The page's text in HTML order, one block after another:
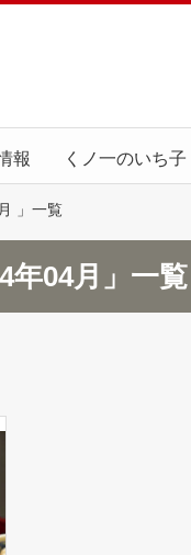
報 くノ一のいち子
」一覧
年04月」一覧